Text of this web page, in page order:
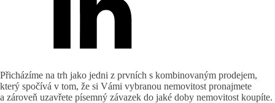
Přicházíme na trh jako jedni z prvních s kombinovaným prodejem,
který spočívá v tom, že si Vámi vybranou nemovitost pronajmete
a zároveň uzavřete písemný závazek do jaké doby nemovitost koupíte.